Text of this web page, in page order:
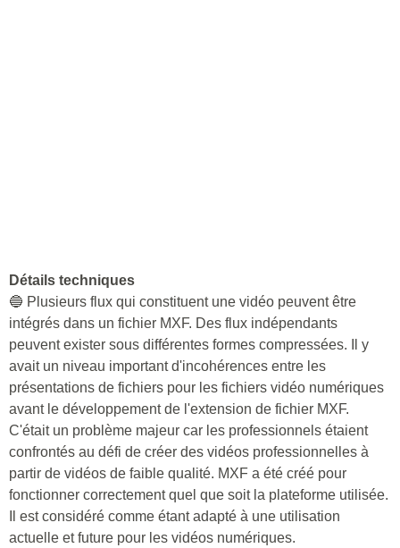
Détails techniques
🔵 Plusieurs flux qui constituent une vidéo peuvent être
intégrés dans un fichier MXF. Des flux indépendants
peuvent exister sous différentes formes compressées. Il y
avait un niveau important d'incohérences entre les
présentations de fichiers pour les fichiers vidéo numériques
avant le développement de l'extension de fichier MXF.
C'était un problème majeur car les professionnels étaient
confrontés au défi de créer des vidéos professionnelles à
partir de vidéos de faible qualité. MXF a été créé pour
fonctionner correctement quel que soit la plateforme utilisée.
Il est considéré comme étant adapté à une utilisation
actuelle et future pour les vidéos numériques.